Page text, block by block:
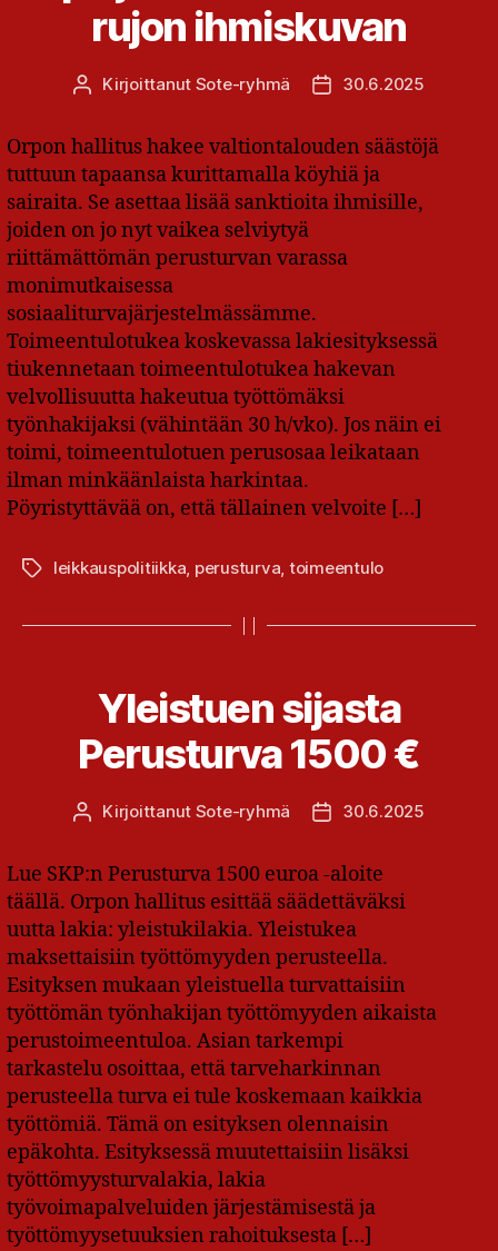
rujon ihmiskuvan
Kirjoittaja
Kirjoittanut Sote-ryhmä Julkaisupäivämäärä
30.6.2025
Orpon hallitus hakee valtiontalouden säästöjä
tuttuun tapaansa kurittamalla köyhiä ja
sairaita. Se asettaa lisää sanktioita ihmisille,
joiden on jo nyt vaikea selviytyä
riittämättömän perusturvan varassa
monimutkaisessa
sosiaaliturvajärjestelmässämme.
Toimeentulotukea koskevassa lakiesityksessä
tiukennetaan toimeentulotukea hakevan
velvollisuutta hakeutua työttömäksi
työnhakijaksi (vähintään 30 h/vko). Jos näin ei
toimi, toimeentulotuen perusosaa leikataan
ilman minkäänlaista harkintaa.
Pöyristyttävää on, että tällainen velvoite […]
Avainsanat
leikkauspolitiikka, perusturva, toimeentulo
Yleistuen sijasta
Perusturva 1500 €
Kirjoittaja
Kirjoittanut Sote-ryhmä Julkaisupäivämäärä
30.6.2025
Lue SKP:n Perusturva 1500 euroa -aloite
täällä. Orpon hallitus esittää säädettäväksi
uutta lakia: yleistukilakia. Yleistukea
maksettaisiin työttömyyden perusteella.
Esityksen mukaan yleistuella turvattaisiin
työttömän työnhakijan työttömyyden aikaista
perustoimeentuloa. Asian tarkempi
tarkastelu osoittaa, että tarveharkinnan
perusteella turva ei tule koskemaan kaikkia
työttömiä. Tämä on esityksen olennaisin
epäkohta. Esityksessä muutettaisiin lisäksi
työttömyysturvalakia, lakia
työvoimapalveluiden järjestämisestä ja
työttömyysetuuksien rahoituksesta […]